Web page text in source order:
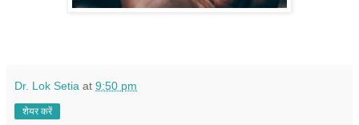
Dr. Lok Setia at 9:50 pm
शेयर करें